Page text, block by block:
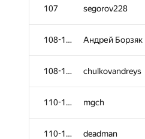
107 segorov228
108-109 Андрей Борзяк
108-109 chulkovandreys
110-111 mgch
110-111 deadman